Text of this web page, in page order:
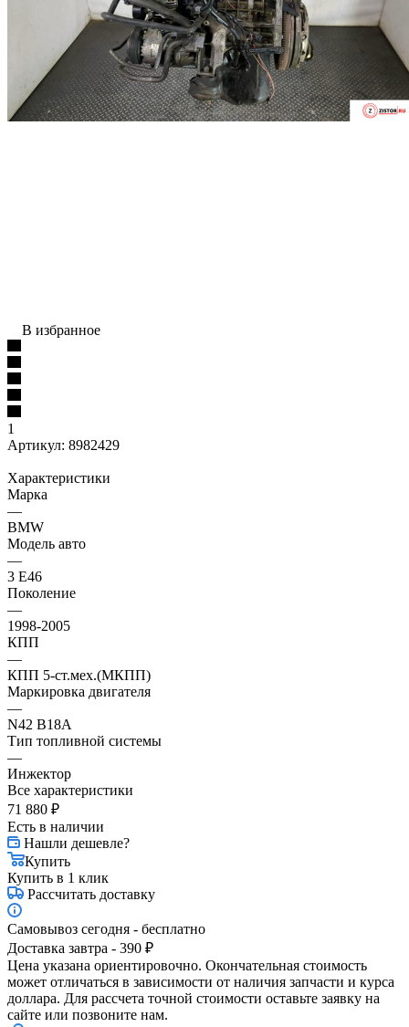
В избранное
1
Артикул: 8982429
Характеристики
Марка
—
BMW
Модель авто
—
3 E46
Поколение
—
1998-2005
КПП
—
КПП 5-ст.мех.(МКПП)
Маркировка двигателя
—
N42 B18A
Тип топливной системы
—
Инжектор
Все характеристики
71 880 ₽
Есть в наличии
Нашли дешевле?
Купить
Купить в 1 клик
Рассчитать доставку
Самовывоз сегодня - бесплатно
Доставка завтра - 390 ₽
Цена указана ориентировочно. Окончательная стоимость
может отличаться в зависимости от наличия запчасти и курса
доллара. Для рассчета точной стоимости оставьте заявку на
сайте или позвоните нам.